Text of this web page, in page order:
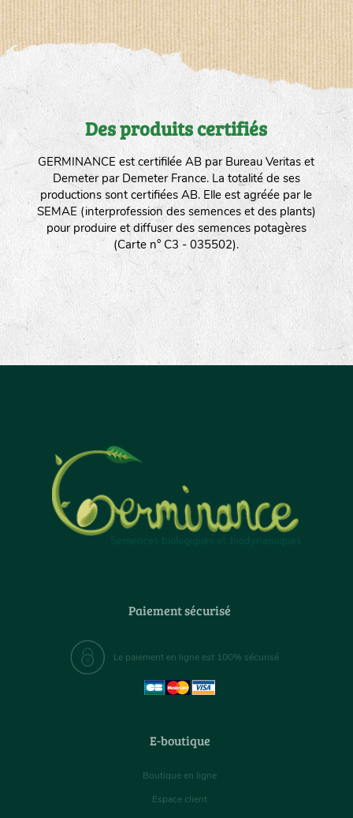
Des produits certifiés
GERMINANCE est certifilée AB par Bureau Veritas et
Demeter par Demeter France. La totalité de ses
productions sont certifiées AB. Elle est agréée par le
SEMAE (interprofession des semences et des plants)
pour produire et diffuser des semences potagères
(Carte n° C3 - 035502).
Paiement sécurisé
Le paiement en ligne est 100% sécurisé
E-boutique
Boutique en ligne
Espace client